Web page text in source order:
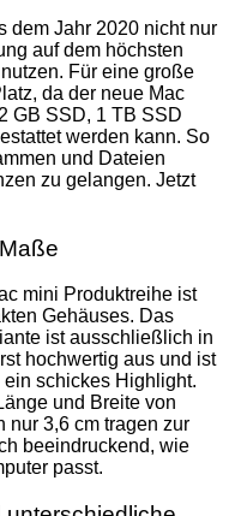
dem Jahr 2020 nicht nur
auf dem höchsten
Für eine große
da der neue Mac
GB SSD, 1 TB SSD
werden kann. So
und Dateien
zu gelangen. Jetzt
mini Produktreihe ist
Gehäuses. Das
ist ausschließlich in
hochwertig aus und ist
schickes Highlight.
und Breite von
nur 3,6 cm tragen zur
beeindruckend, wie
passt.